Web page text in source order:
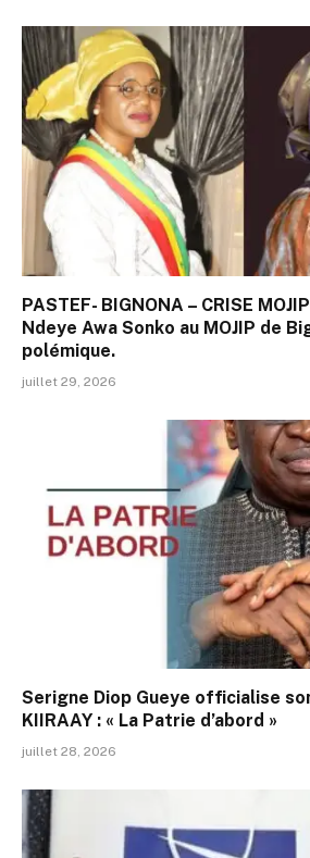
PASTEF- BIGNONA – CRISE
Ndeye Awa Sonko au MOJIP de
polémique.
juillet 29, 2026
Serigne Diop Gueye officialise
KIIRAAY : « La Patrie d’abord »
juillet 28, 2026